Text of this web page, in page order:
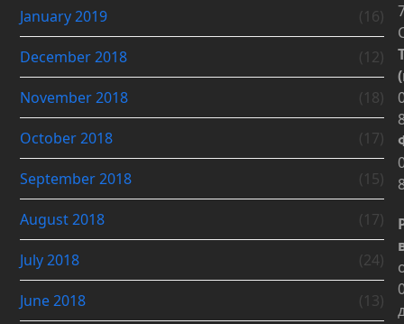
January 2019 (16)
December 2018 (12)
November 2018 (18)
October 2018 (17)
September 2018 (15)
August 2018 (17)
July 2018 (24)
June 2018 (13)